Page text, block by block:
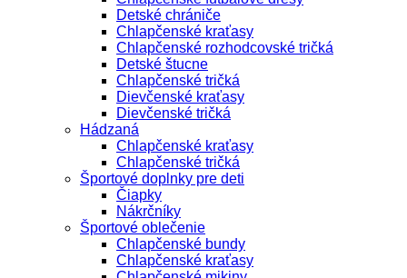
Detské chrániče
Chlapčenské kraťasy
Chlapčenské rozhodcovské tričká
Detské štucne
Chlapčenské tričká
Dievčenské kraťasy
Dievčenské tričká
Hádzaná
Chlapčenské kraťasy
Chlapčenské tričká
Športové doplnky pre deti
Čiapky
Nákrčníky
Športové oblečenie
Chlapčenské bundy
Chlapčenské kraťasy